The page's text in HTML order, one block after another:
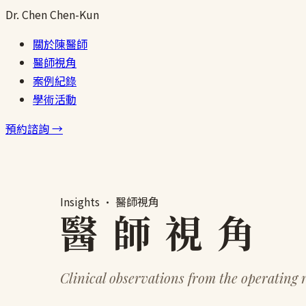
跳
Dr. ChenChen-Kun
關於陳醫師
醫師視角
案例紀錄
學術活動
預約諮詢 →
Insights · 醫師視角
醫 師 視 角
Clinical observations from the operating